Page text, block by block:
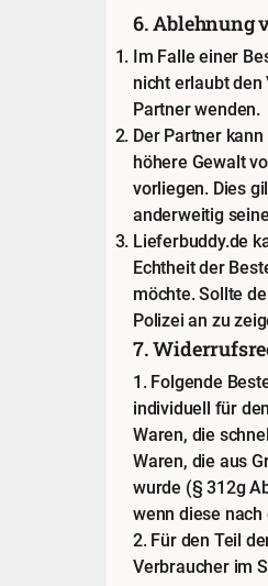
6. Ablehnung
Im Falle einer
nicht erlaubt
Partner wenden.
Der Partner
höhere Gewalt
vorliegen. Dies
anderweitig
Lieferbuddy.de
Echtheit der
möchte. Sollte
Polizei an zu
7.
1. Folgende
individuell für
Waren, die
Waren, die aus
wurde (§ 312g
wenn diese
2. Für den Teil
Verbraucher im